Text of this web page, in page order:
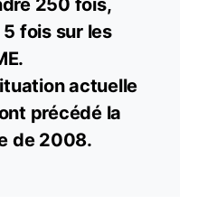
250 fois,
fois sur les
actuelle
précédé la
de 2008.